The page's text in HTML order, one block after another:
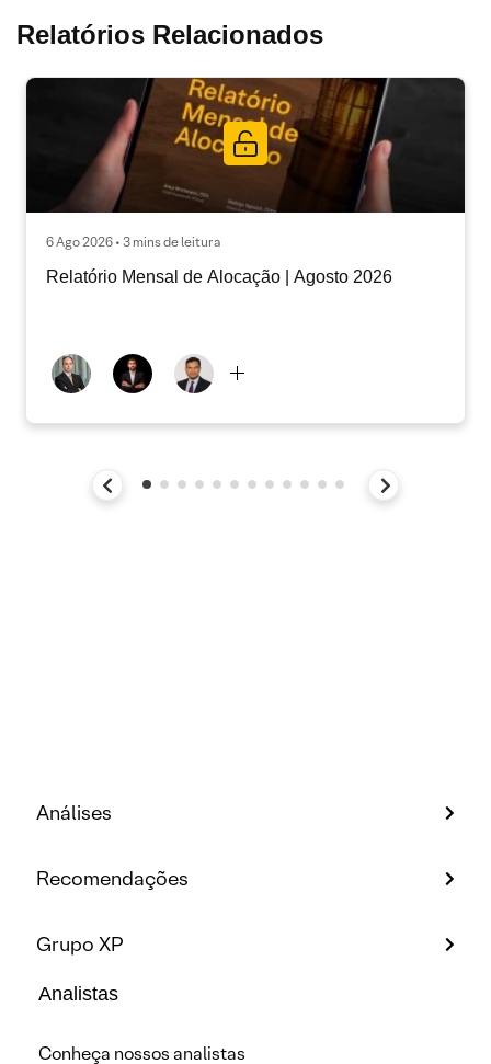
Relatórios Relacionados
6 Ago 2026 • 3 mins de leitura
Relatório Mensal de Alocação | Agosto 2026
Análises
Recomendações
Grupo XP
Analistas
Conheça nossos analistas